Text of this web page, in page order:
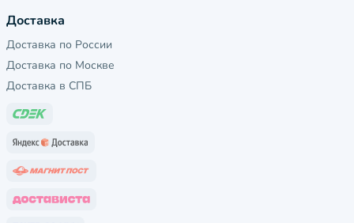
Доставка
Доставка по России
Доставка по Москве
Доставка в СПБ